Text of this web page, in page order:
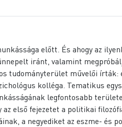
előtt. És ahogy az
iránt, valamint
tudományterület művelői
kolléga. Tematikus
legfontosabb
első fejezetet a politikai
a negyediket az eszme-